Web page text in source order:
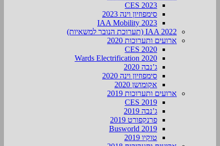
CES 2023
סימפוזיון וינה 2023
IAA Mobility 2023
IAA 2022 (תערוכת הנובר למשאיות)
ארועים ותערוכות 2020
CES 2020
Wards Electrification 2020
ג’נבה 2020
סימפוזיון וינה 2020
אקומושן 2020
ארועים ותערוכות 2019
CES 2019
ג’נבה 2019
פרנקפורט 2019
Busworld 2019
טוקיו 2019